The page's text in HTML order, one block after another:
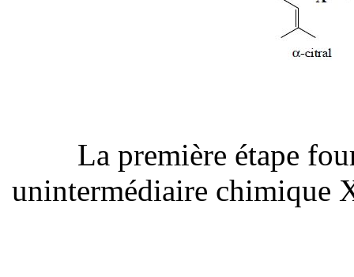
La première étape
unintermédiaire chimique